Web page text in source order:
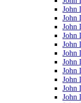
John
John
John
John
John
John
John
John
John
John
John